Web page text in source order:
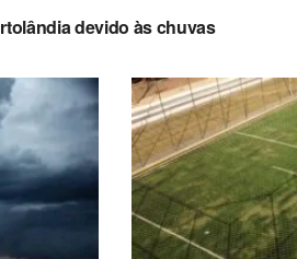
devido às chuvas